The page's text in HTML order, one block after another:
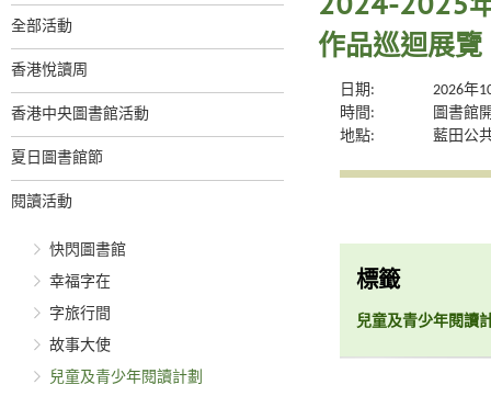
全部活動
香港悅讀周
香港中央圖書館活動
夏日圖書館節
閱讀活動
快閃圖書館
幸福字在
字旅行間
故事大使
兒童及青少年閱讀計劃
2024-2025年
作品巡迴展覽
日期:
2026年
時間:
圖書館
地點:
藍田公
標籤
兒童及青少年閱讀